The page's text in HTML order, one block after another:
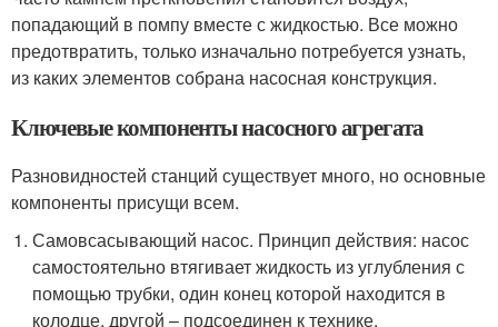
попадающий в помпу вместе с жидкостью. Все можно
предотвратить, только изначально потребуется узнать,
из каких элементов собрана насосная конструкция.
Ключевые компоненты насосного агрегата
Разновидностей станций существует много, но основные
компоненты присущи всем.
Самовсасывающий насос. Принцип действия: насос
самостоятельно втягивает жидкость из углубления с
помощью трубки, один конец которой находится в
колодце, другой – подсоединен к технике.